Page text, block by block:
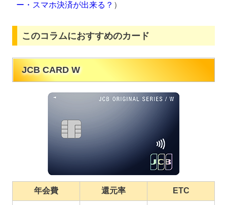
ー・スマホ決済が出来る？ ）
このコラムにおすすめのカード
JCB CARD W
年会費 還元率 ETC